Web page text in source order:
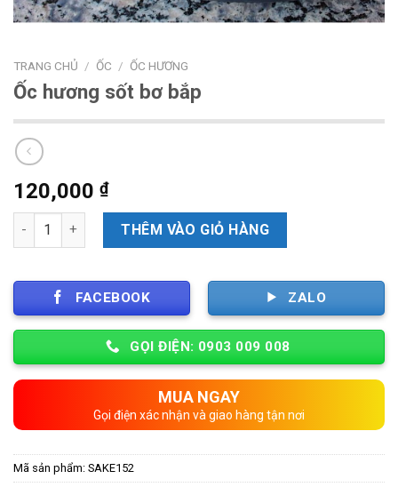
TRANG CHỦ / ỐC / ỐC HƯƠNG
Ốc hương sốt bơ bắp
120,000 ₫
Số lượng THÊM VÀO GIỎ HÀNG
FACEBOOK ZALO
GỌI ĐIỆN: 0903 009 008
MUA NGAY
Gọi điện xác nhận và giao hàng tận nơi
Mã sản phẩm: SAKE152